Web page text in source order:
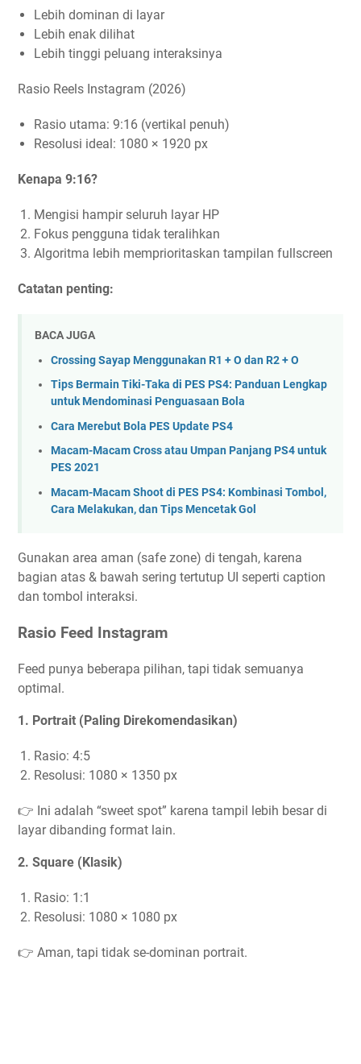
Lebih dominan di layar
Lebih enak dilihat
Lebih tinggi peluang interaksinya
Rasio Reels Instagram (2026)
Rasio utama: 9:16 (vertikal penuh)
Resolusi ideal: 1080 × 1920 px
Kenapa 9:16?
Mengisi hampir seluruh layar HP
Fokus pengguna tidak teralihkan
Algoritma lebih memprioritaskan tampilan fullscreen
Catatan penting:
BACA JUGA
Crossing Sayap Menggunakan R1 + O dan R2 + O
Tips Bermain Tiki-Taka di PES PS4: Panduan Lengkap
untuk Mendominasi Penguasaan Bola
Cara Merebut Bola PES Update PS4
Macam-Macam Cross atau Umpan Panjang PS4 untuk
PES 2021
Macam-Macam Shoot di PES PS4: Kombinasi Tombol,
Cara Melakukan, dan Tips Mencetak Gol
Gunakan area aman (safe zone) di tengah, karena
bagian atas & bawah sering tertutup UI seperti caption
dan tombol interaksi.
Rasio Feed Instagram
Feed punya beberapa pilihan, tapi tidak semuanya
optimal.
1. Portrait (Paling Direkomendasikan)
Rasio: 4:5
Resolusi: 1080 × 1350 px
👉 Ini adalah “sweet spot” karena tampil lebih besar di
layar dibanding format lain.
2. Square (Klasik)
Rasio: 1:1
Resolusi: 1080 × 1080 px
👉 Aman, tapi tidak se-dominan portrait.